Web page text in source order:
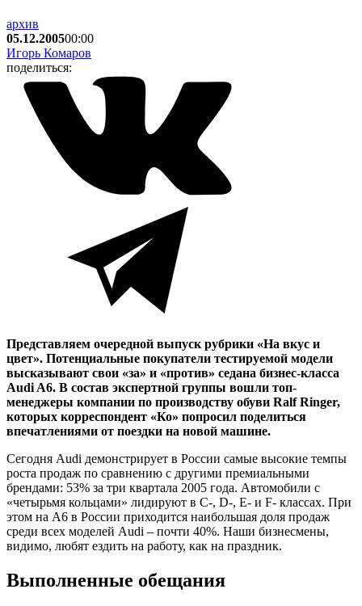
архив
05.12.200500:00
Игорь Комаров
поделиться:
Представляем очередной выпуск рубрики «На вкус и
цвет». Потенциальные покупатели тестируемой модели
высказывают свои «за» и «против» седана бизнес-класса
Audi A6. В состав экспертной группы вошли топ-
менеджеры компании по производству обуви Ralf Ringer,
которых корреспондент «Ко» попросил поделиться
впечатлениями от поездки на новой машине.
Сегодня Audi демонстрирует в России самые высокие темпы
роста продаж по сравнению с другими премиальными
брендами: 53% за три квартала 2005 года. Автомобили с
«четырьмя кольцами» лидируют в C-, D-, E- и F- классах. При
этом на A6 в России приходится наибольшая доля продаж
среди всех моделей Audi – почти 40%. Наши бизнесмены,
видимо, любят ездить на работу, как на праздник.
Выполненные обещания